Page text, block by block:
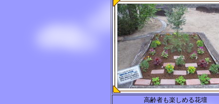
高齢者も楽しめる花壇